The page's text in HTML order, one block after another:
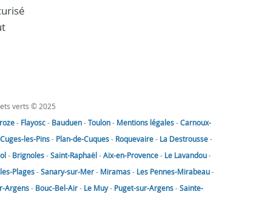
verts © 2025
- Flayosc- Bauduen-Toulon- Mentions légales-Carnoux-
Cuges-les-Pins- Plan-de-Cuques- Roquevaire- La Destrousse-
- Brignoles-Saint-Raphaël-Aix-en-Provence- Le Lavandou-
Plages-Sanary-sur-Mer- Miramas- Les Pennes-Mirabeau-
Argens- Bouc-Bel-Air- Le Muy- Puget-sur-Argens-Sainte-